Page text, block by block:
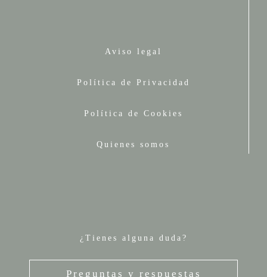
Aviso legal
Política de Privacidad
Política de Cookies
Quienes somos
¿Tienes alguna duda?
Preguntas y respuestas